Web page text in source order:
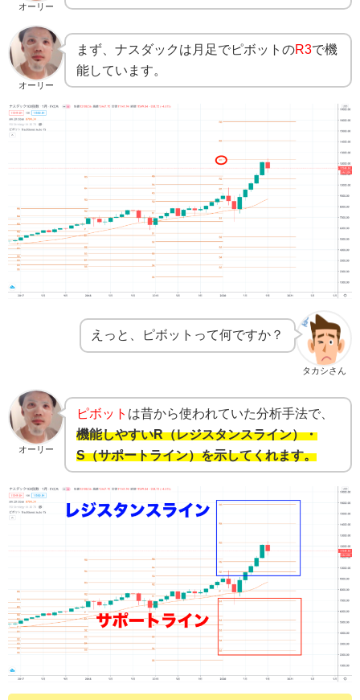
オーリー
オーリー
まず、ナスダックは月足でピボットのR3で機
能しています。
タカシさん
えっと、ピボットって何ですか？
オーリー
ピボット は昔から使われていた分析手法で、
機能しやすいR（レジスタンスライン）・
S（サポートライン）を示してくれます。